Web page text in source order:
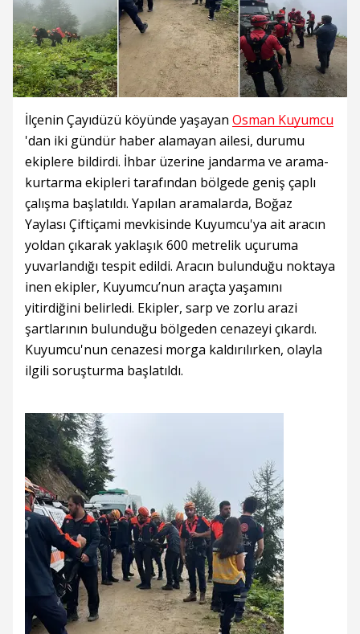
İlçenin Çayıdüzü köyünde yaşayan Osman Kuyumcu
'dan iki gündür haber alamayan ailesi, durumu
ekiplere bildirdi. İhbar üzerine jandarma ve arama-
kurtarma ekipleri tarafından bölgede geniş çaplı
çalışma başlatıldı. Yapılan aramalarda, Boğaz
Yaylası Çiftiçami mevkisinde Kuyumcu'ya ait aracın
yoldan çıkarak yaklaşık 600 metrelik uçuruma
yuvarlandığı tespit edildi. Aracın bulunduğu noktaya
inen ekipler, Kuyumcu’nun araçta yaşamını
yitirdiğini belirledi. Ekipler, sarp ve zorlu arazi
şartlarının bulunduğu bölgeden cenazeyi çıkardı.
Kuyumcu'nun cenazesi morga kaldırılırken, olayla
ilgili soruşturma başlatıldı.